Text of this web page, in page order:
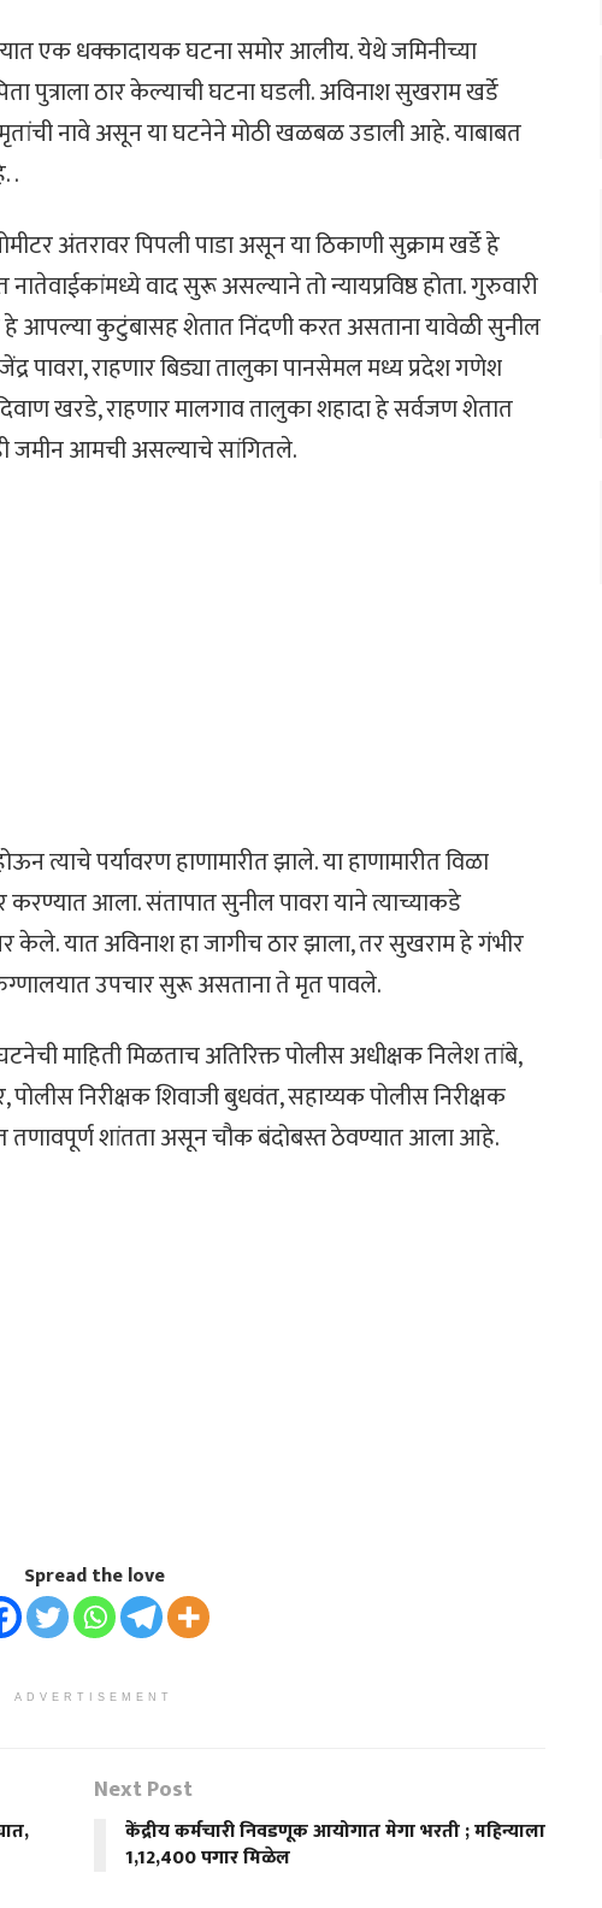
एक धक्कादायक घटना समोर आलीय. येथे जमिनीच्या
पुत्राला ठार केल्याची घटना घडली. अविनाश सुखराम खर्डे
नावे असून या घटनेने मोठी खळबळ उडाली आहे. याबाबत
.
अंतरावर पिपली पाडा असून या ठिकाणी सुक्राम खर्डे हे
वाद सुरू असल्याने तो न्यायप्रविष्ठ होता. गुरुवारी
आपल्या कुटुंबासह शेतात निंदणी करत असताना यावेळी सुनील
पावरा, राहणार बिड्या तालुका पानसेमल मध्य प्रदेश गणेश
खरडे, राहणार मालगाव तालुका शहादा हे सर्वजण शेतात
जमीन आमची असल्याचे सांगितले.
त्याचे पर्यावरण हाणामारीत झाले. या हाणामारीत विळा
करण्यात आला. संतापात सुनील पावरा याने त्याच्याकडे
केले. यात अविनाश हा जागीच ठार झाला, तर सुखराम हे गंभीर
उपचार सुरू असताना ते मृत पावले.
माहिती मिळताच अतिरिक्त पोलीस अधीक्षक निलेश तांबे,
पोलीस निरीक्षक शिवाजी बुधवंत, सहाय्यक पोलीस निरीक्षक
तणावपूर्ण शांतता असून चौक बंदोबस्त ठेवण्यात आला आहे.
Spread the love
ADVERTISEMENT
Next Post
केंद्रीय कर्मचारी निवडणूक आयोगात मेगा भरती ; महिन्याला
1,12,400 पगार मिळेल